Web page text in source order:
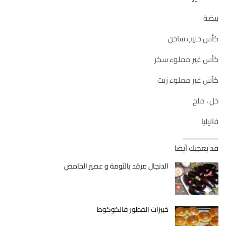
بيضة
كأس حليب ساخن
كأس غير مملوء سكر
كأس غير مملوء زيت
خل ، ملح
فانيليا
قد يعجبك أيضا
الدنجال مرقد بالثومة و عصير الحامض
خبيزات الفطور فالكوكوط